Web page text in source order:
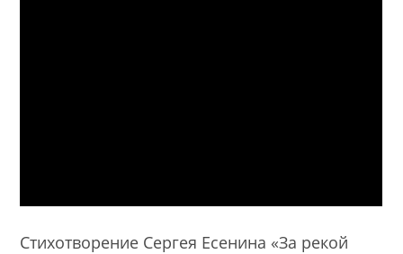
Стихотворение Сергея Есенина «За рекой